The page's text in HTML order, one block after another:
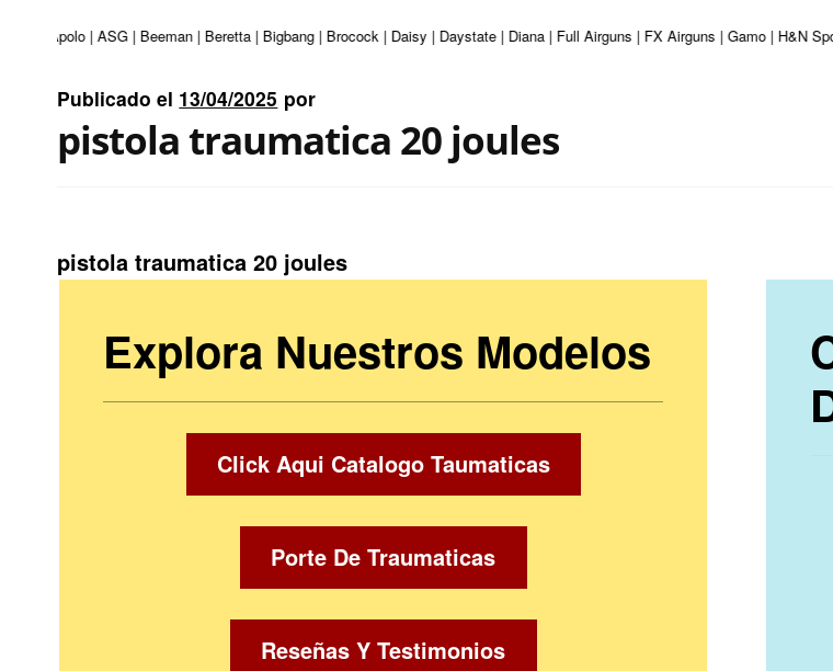
| Apolo | ASG | Beeman | Beretta | Bigbang | Brocock | Daisy | Daystate | Diana | Full Airguns | FX Airguns | Gamo | H&N
Publicado el 13/04/2025 por
pistola traumatica 20 joules
pistola traumatica 20 joules
Explora Nuestros Modelos
Click Aqui Catalogo Taumaticas
Porte De Traumaticas
Reseñas Y Testimonios